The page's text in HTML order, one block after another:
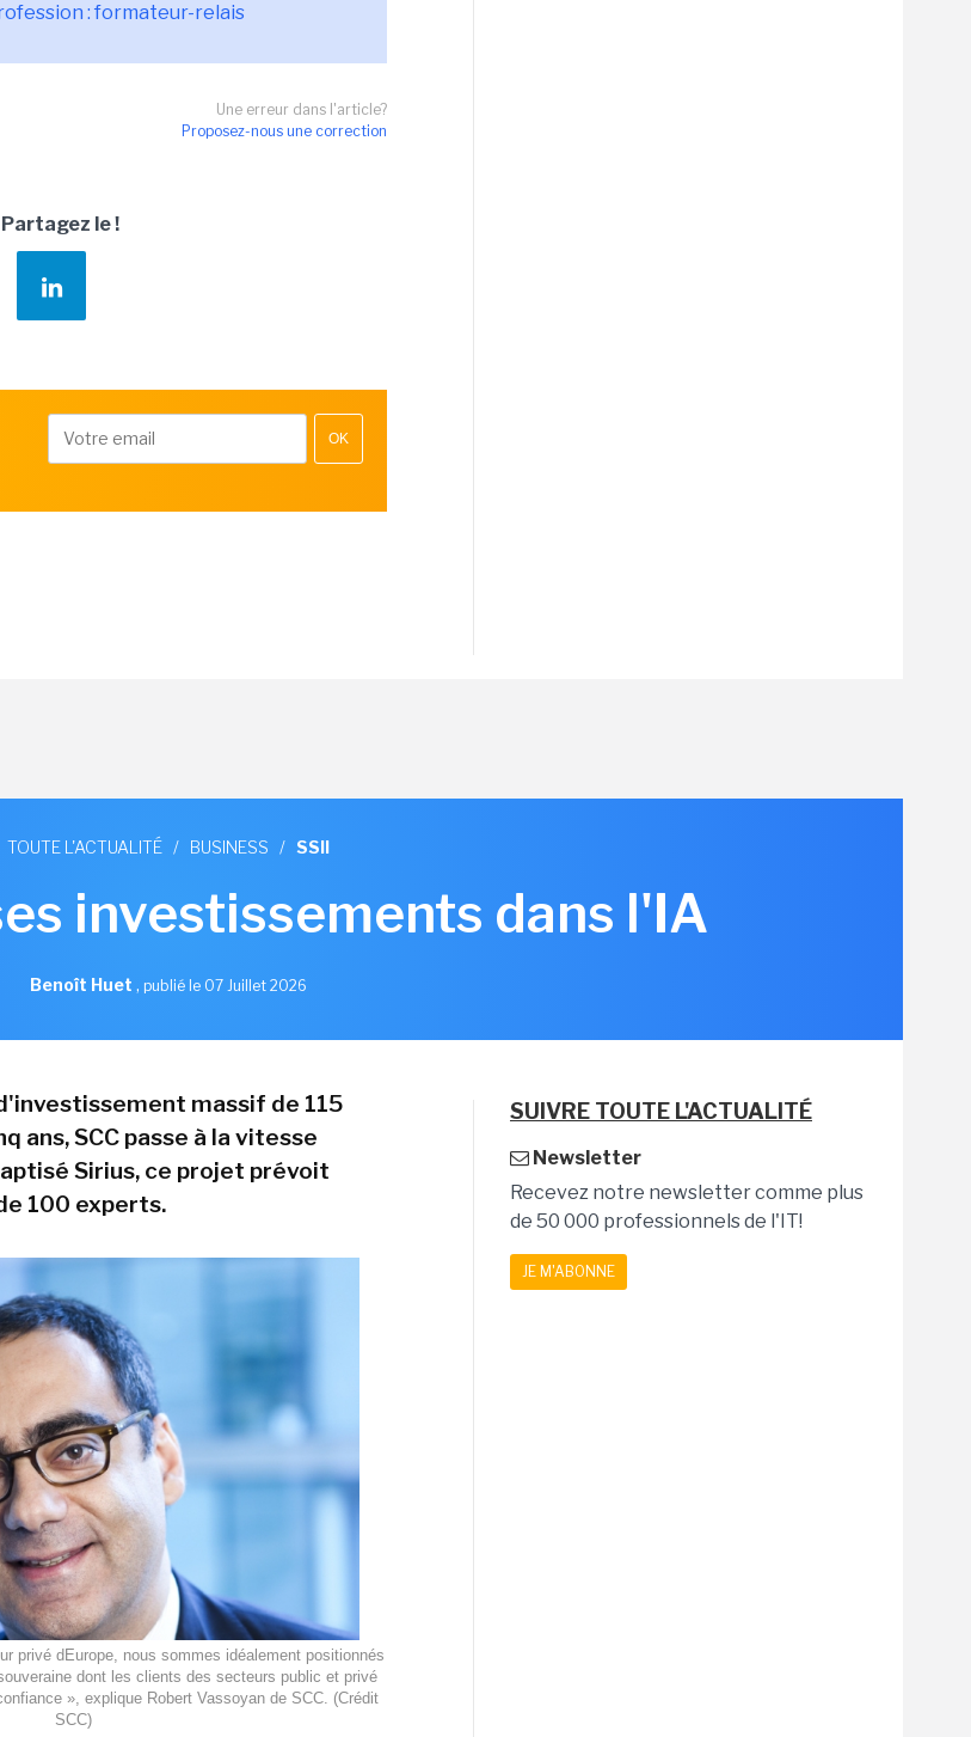
: formateur-relais
Une erreur dans l'article?
Proposez-nous une correction
Partagez le !
OK
TOUTE L'ACTUALITÉ / BUSINESS / SSII
investissements dans l'IA
Benoît Huet , publié le 07 Juillet 2026
massif de 115
ans, SCC passe à la vitesse
Sirius, ce projet prévoit
100 experts.
privé dEurope, nous sommes idéalement positionnés
dont les clients des secteurs public et privé
», explique Robert Vassoyan de SCC. (Crédit
SCC)
SUIVRE TOUTE L'ACTUALITÉ
Newsletter
Recevez notre newsletter comme plus
de 50 000 professionnels de l'IT!
JE M'ABONNE